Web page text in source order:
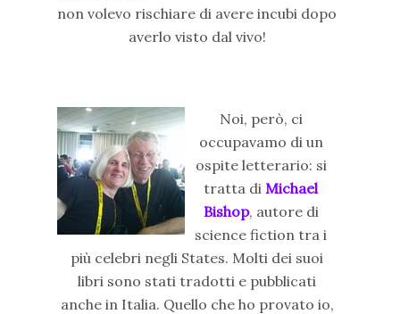
non volevo rischiare di avere incubi dopo
averlo visto dal vivo!
Noi, però, ci
occupavamo di un
ospite letterario: si
tratta di Michael
Bishop, autore di
science fiction tra i
più celebri negli States. Molti dei suoi
libri sono stati tradotti e pubblicati
anche in Italia. Quello che ho provato io,